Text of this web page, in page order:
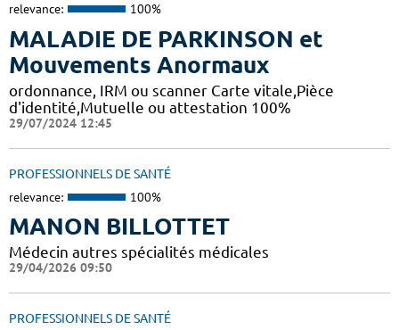
relevance: 100%
MALADIE DE PARKINSON et
Mouvements Anormaux
ordonnance, IRM ou scanner Carte vitale,Pièce
d'identité,Mutuelle ou attestation 100%
29/07/2024 12:45
PROFESSIONNELS DE SANTÉ
relevance: 100%
MANON BILLOTTET
Médecin autres spécialités médicales
29/04/2026 09:50
PROFESSIONNELS DE SANTÉ